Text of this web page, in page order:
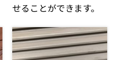
せることができます。